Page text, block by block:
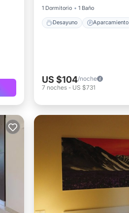
1 Dormitorio
1 Baño
Desayuno Aparcamiento
US $104/noche
7 noches - US $731